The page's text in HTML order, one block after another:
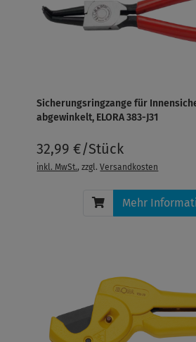
Sicherungsringzange für
abgewinkelt, ELORA 383-J31
32,99 €/Stück
inkl. MwSt., zzgl.Versandkosten
Mehr